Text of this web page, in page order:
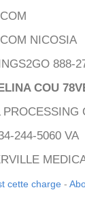
NICOSIA
888-
COU
PROCESSING
244-5060 VA
cette charge -